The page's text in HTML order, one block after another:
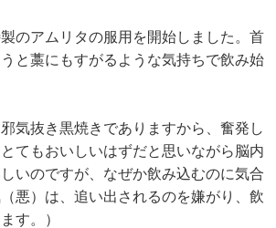
のアムリタの服用を開始しました。首
と藁にもすがるような気持ちで飲み始
気抜き黒焼きでありますから、奮発し
てもおいしいはずだと思いながら脳内
いのですが、なぜか飲み込むのに気合
悪）は、追い出されるのを嫌がり、飲
す。）